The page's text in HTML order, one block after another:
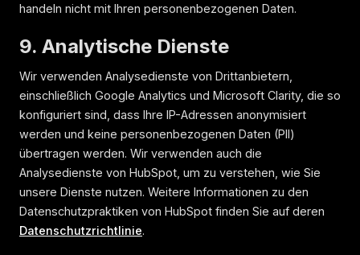
handeln nicht mit Ihren personenbezogenen Daten.
9. Analytische Dienste
Wir verwenden Analysedienste von Drittanbietern,
einschließlich Google Analytics und Microsoft Clarity, die so
konfiguriert sind, dass Ihre IP-Adressen anonymisiert
werden und keine personenbezogenen Daten (PII)
übertragen werden. Wir verwenden auch die
Analysedienste von HubSpot, um zu verstehen, wie Sie
unsere Dienste nutzen. Weitere Informationen zu den
Datenschutzpraktiken von HubSpot finden Sie auf deren
Datenschutzrichtlinie.